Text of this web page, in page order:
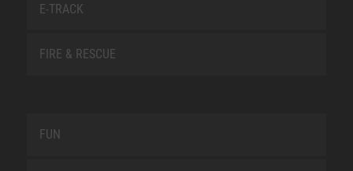
E-TRACK
FIRE & RESCUE
FUN